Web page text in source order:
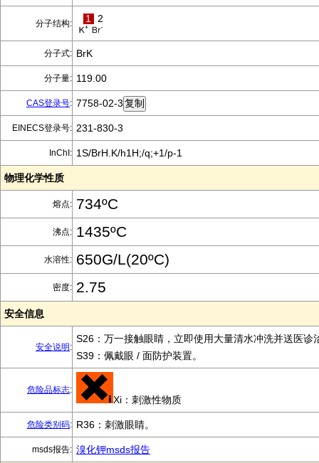
分子结构: 1 2
分子式: BrK
分子量: 119.00
CAS登录号: 7758-02-3
EINECS登录号: 231-830-3
InChI: 1S/BrH.K/h1H;/q;+1/p-1
物理化学性质
熔点: 734ºC
沸点: 1435ºC
水溶性: 650G/L(20ºC)
密度: 2.75
安全信息
安全说明 :
S26：万一接触眼睛，立即使用大量清水冲洗并送医诊
S39：佩戴眼 / 面防护装置。
危险品标志:
Xi：刺激性物质
危险类别码: R36：刺激眼睛。
msds报告: 溴化钾msds报告